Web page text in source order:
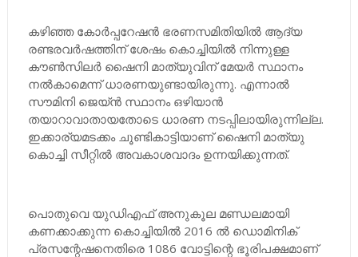
കഴിഞ്ഞ കോര്‍പ്പറേഷന്‍ ഭരണസമിതിയില്‍ ആദ്യ
രണ്ടരവര്‍ഷത്തിന് ശേഷം കൊച്ചിയില്‍ നിന്നുള്ള
കൗണ്‍സിലര്‍ ഷൈനി മാത്യുവിന് മേയര്‍ സ്ഥാനം
നല്‍കാമെന്ന് ധാരണയുണ്ടായിരുന്നു. എന്നാല്‍
സൗമിനി ജെയ്ന്‍ സ്ഥാനം ഒഴിയാന്‍
തയാറാവാതായതോടെ ധാരണ നടപ്പിലായിരുന്നില്ല.
ഇക്കാര്യമടക്കം ചൂണ്ടികാട്ടിയാണ് ഷൈനി മാത്യു
കൊച്ചി സീറ്റില്‍ അവകാശവാദം ഉന്നയിക്കുന്നത്.
പൊതുവെ യുഡിഎഫ് അനുകൂല മണ്ഡലമായി
കണക്കാക്കുന്ന കൊച്ചിയില്‍ 2016 ല്‍ ഡൊമിനിക്
പ്രസന്റേഷനെതിരെ 1086 വോട്ടിന്റെ ഭൂരിപക്ഷമാണ്